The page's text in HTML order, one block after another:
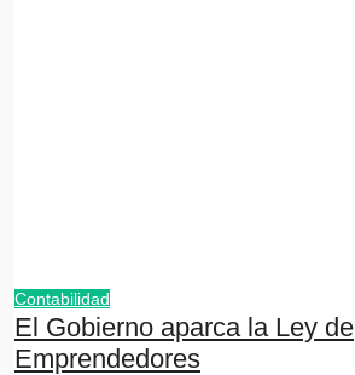
Contabilidad
El Gobierno aparca la Ley de
Emprendedores